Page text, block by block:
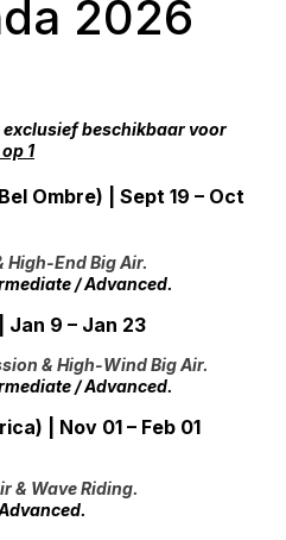
2026
exclusief beschikbaar voor
1
Ombre) | Sept 19 – Oct
High-End Big Air.
/ Advanced.
Jan 9 – Jan 23
& High-Wind Big Air.
/ Advanced.
| Nov 01 – Feb 01
& Wave Riding.